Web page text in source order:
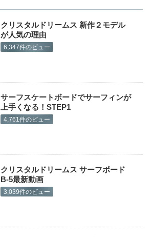
クリスタルドリームス 新作２モデル
が人気の理由
6,347件のビュー
サーフスケートボードでサーフィンが
上手くなる！STEP1
4,761件のビュー
クリスタルドリームス サーフボード
B-5最新動画
3,039件のビュー